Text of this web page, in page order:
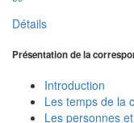
Détails
Présentation de la
Introduction
Les temps de la
Les personnes